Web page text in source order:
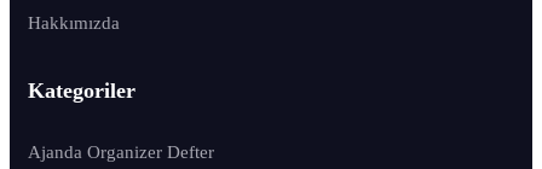
Hakkımızda
Kategoriler
Ajanda Organizer Defter